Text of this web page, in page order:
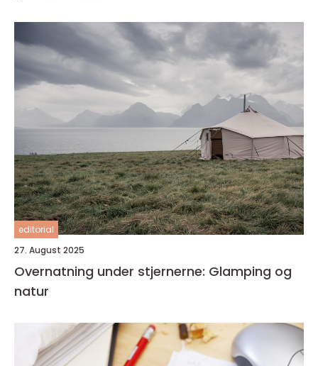
editorial
27. August 2025
Overnatning under stjernerne: Glamping og
natur